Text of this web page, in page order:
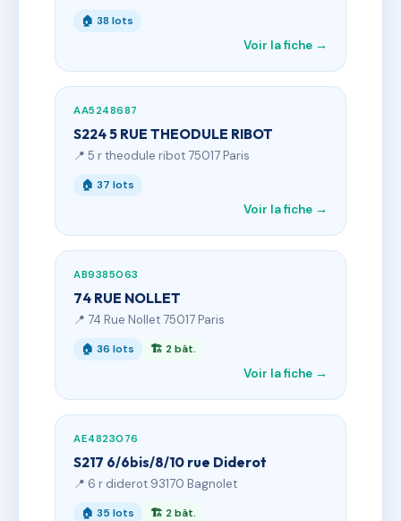
🏠 38 lots
Voir la fiche →
AA5248687
S224 5 RUE THEODULE RIBOT
📍 5 r theodule ribot 75017 Paris
🏠 37 lots
Voir la fiche →
AB9385063
74 RUE NOLLET
📍 74 Rue Nollet 75017 Paris
🏠 36 lots 🏗 2 bât.
Voir la fiche →
AE4823076
S217 6/6bis/8/10 rue Diderot
📍 6 r diderot 93170 Bagnolet
🏠 35 lots 🏗 2 bât.